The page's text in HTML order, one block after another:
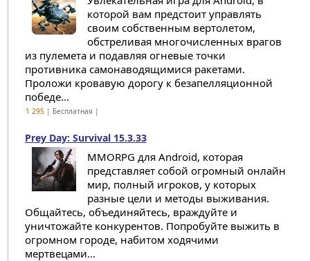
которой вам предстоит управлять
своим собственным вертолетом,
обстреливая многочисленных врагов
из пулемета и подавляя огневые точки
противника самонаводящимися ракетами.
Проложи кровавую дорогу к безапелляционной
победе...
1 295| Бесплатная |
Prey Day: Survival 15.3.33
MMORPG для Android, которая
представляет собой огромный онлайн
мир, полный игроков, у которых
разные цели и методы выживания.
Общайтесь, объединяйтесь, враждуйте и
уничтожайте конкурентов. Попробуйте выжить в
огромном городе, набитом ходячими
мертвецами...